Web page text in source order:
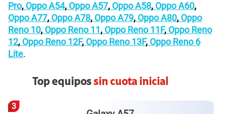
Pro, Oppo A54, Oppo A57, Oppo A58, Oppo A60,
Oppo A77, Oppo A78, Oppo A79, Oppo A80, Oppo
Reno 10, Oppo Reno 11, Oppo Reno 11F, Oppo Reno
12, Oppo Reno 12F, Oppo Reno 13F, Oppo Reno 6
Lite.
Facilidades de pago